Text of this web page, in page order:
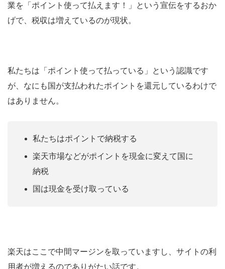
業を「ポイント使って払えます！」という宣伝をするおか
げで、税収は増えているのが現状。
私たちは「ポイント使って払っている」という認識です
が、なにも国が支払われたポイントを還元しているわけで
はありません。
私たちはポイントで納税する
楽天市場などがポイントを現金に変えて国に
納税
国は現金を受け取っている
楽天はここで中間マージンを取っていますし、サイトの利
用者が増えるのでありがたい話です。